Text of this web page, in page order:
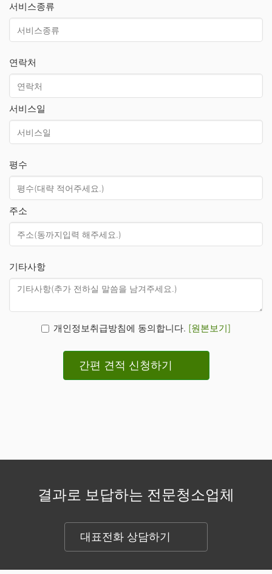
서비스종류
연락처
서비스일
평수
주소
기타사항
개인정보취급방침에 동의합니다. [원본보기]
간편 견적 신청하기
결과로 보답하는 전문청소업체
대표전화 상담하기